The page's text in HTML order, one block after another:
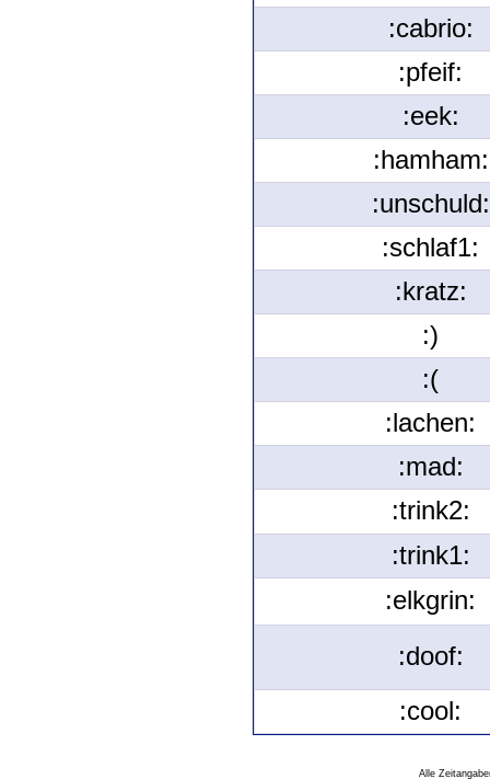
:cabrio:
:pfeif:
:eek:
:hamham:
:unschuld:
:schlaf1:
:kratz:
:)
:(
:lachen:
:mad:
:trink2:
:trink1:
:elkgrin:
:doof:
:cool:
Alle